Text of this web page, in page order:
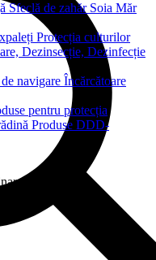
Sfeclă de zahăr Soia Măr
Protecția culturilor
Dezinsecție, Dezinfecție
navigare Încărcătoare
pentru protecția
Produse DDD-
(orz)